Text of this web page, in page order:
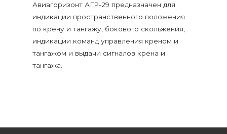
Авиагоризонт АГР-29 предназначен для
индикации пространственного положения
по крену и тангажу, бокового скольжения,
индикации команд управления креном и
тангажом и выдачи сигналов крена и
тангажа.